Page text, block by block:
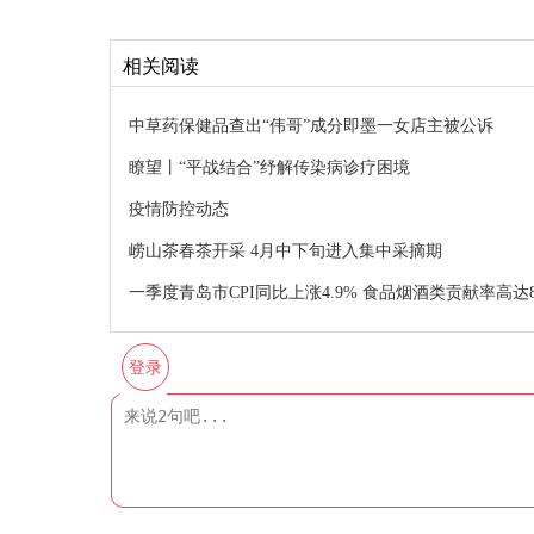
相关阅读
中草药保健品查出“伟哥”成分即墨一女店主被公诉
瞭望丨“平战结合”纾解传染病诊疗困境
疫情防控动态
崂山茶春茶开采 4月中下旬进入集中采摘期
一季度青岛市CPI同比上涨4.9% 食品烟酒类贡献率高达
登录